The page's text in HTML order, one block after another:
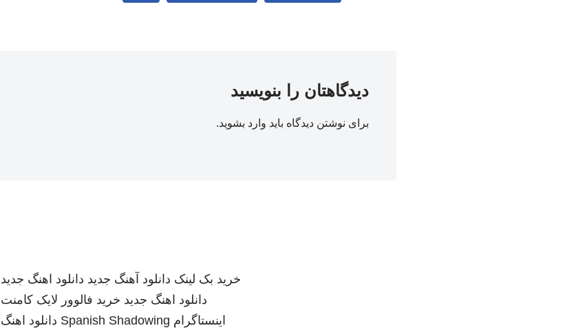
دیدگاهتان را بنویسید
برای نوشتن دیدگاه باید وارد بشوید.
خرید بک لینک دانلود آهنگ جدید دانلود اهنگ جدید
دانلود اهنگ جدید خرید فالوور لایک کامنت
اینستاگرام Spanish Shadowing دانلود اهنگ